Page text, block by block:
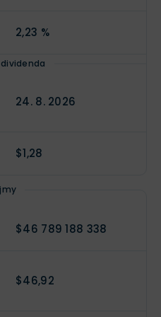
2,23 %
24. 8. 2026
$1,28
$46 789 188 338
$46,92